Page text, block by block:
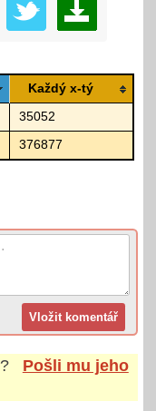
Každý x-tý
35052
376877
?
Pošli mu jeho